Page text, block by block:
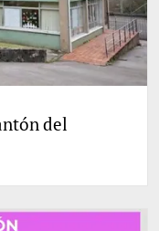
del